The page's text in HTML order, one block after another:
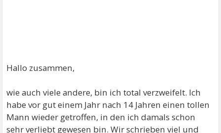
Hallo zusammen,
wie auch viele andere, bin ich total verzweifelt. Ich
habe vor gut einem Jahr nach 14 Jahren einen tollen
Mann wieder getroffen, in den ich damals schon
sehr verliebt gewesen bin. Wir schrieben viel und